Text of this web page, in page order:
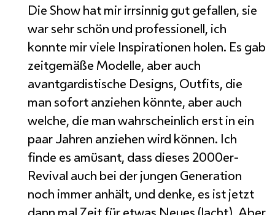
DieShowhat mir irrsinnig gut gefallen, sie
war sehr schön und professionell, ich
konnte mir viele Inspirationen holen. Es gab
zeitgemäße Modelle, aber auch
avantgardistische Designs, Outfits, die
man sofort anziehen könnte, aber auch
welche, die man wahrscheinlich erst in ein
paar Jahren anziehen wird können. Ich
finde es amüsant, dass dieses 2000er-
Revival auch bei der jungen Generation
noch immer anhält, und denke, es ist jetzt